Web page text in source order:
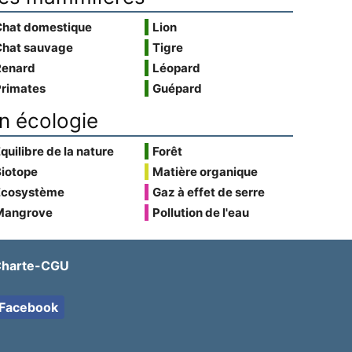
domestique
sauvage
Lion
Tigre
Léopard
Guépard
écologie
de la nature
Forêt
Matière organique
Gaz à effet de serre
Pollution de l'eau
CGU
Facebook